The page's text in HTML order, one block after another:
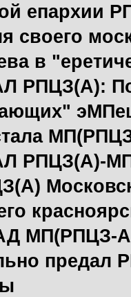
епархии
своего
в
РПЦЗ(А):
РПЦЗ(А)-
МП(РПЦЗ-
предал